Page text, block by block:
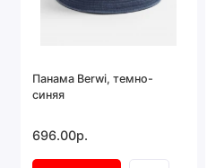
Панама Berwi, темно-
синяя
696.00р.